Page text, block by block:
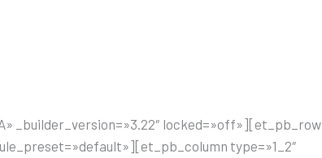
_builder_version=»3.22″ locked=»off»][et_pb_row
type=»1_2″